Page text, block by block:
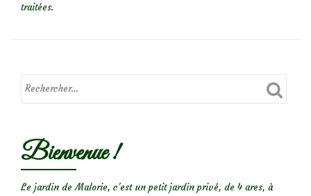
traitées.
Bienvenue !
Le jardin de Malorie, c'est un petit jardin privé, de 4 ares, à